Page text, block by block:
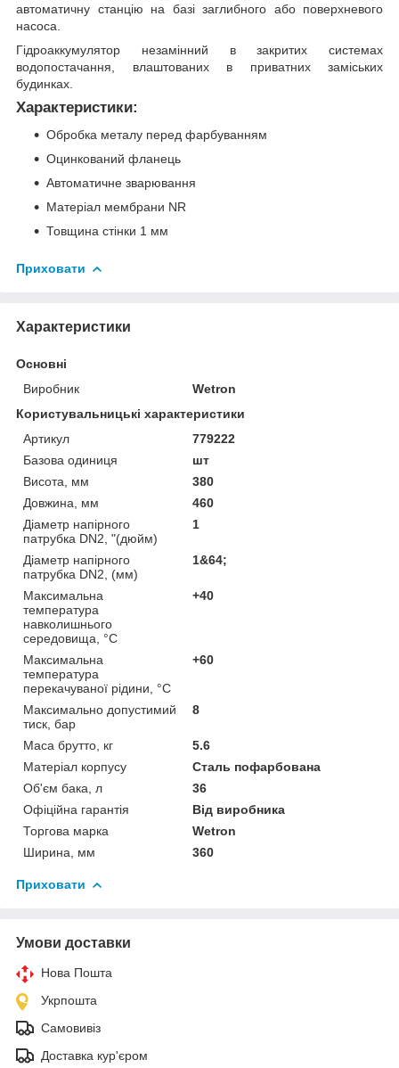
автоматичну станцію на базі заглибного або поверхневого
насоса.
Гідроаккумулятор незамінний в закритих системах
водопостачання, влаштованих в приватних заміських
будинках.
Характеристики:
Обробка металу перед фарбуванням
Оцинкований фланець
Автоматичне зварювання
Матеріал мембрани NR
Товщина стінки 1 мм
Приховати
Характеристики
Основні
Виробник
Wetron
Користувальницькі характеристики
Артикул
779222
Базова одиниця
шт
Висота, мм
380
Довжина, мм
460
Діаметр напірного
патрубка DN2, "(дюйм)
1
Діаметр напірного
патрубка DN2, (мм)
1&64;
Максимальна
температура
навколишнього
середовища, °C
+40
Максимальна
температура
перекачуваної рідини, °C
+60
Максимально допустимий
тиск, бар
8
Маса брутто, кг
5.6
Матеріал корпусу
Сталь пофарбована
Об'єм бака, л
36
Офіційна гарантія
Від виробника
Торгова марка
Wetron
Ширина, мм
360
Приховати
Умови доставки
Нова Пошта
Укрпошта
Самовивіз
Доставка кур'єром